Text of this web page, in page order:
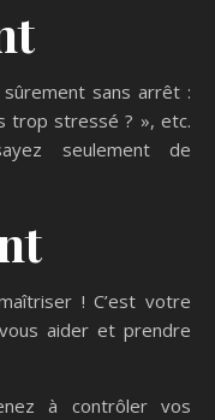
sans arrêt :
trop stressé ? », etc.
seulement de
!C’est votre
aider et prendre
à contrôler vos